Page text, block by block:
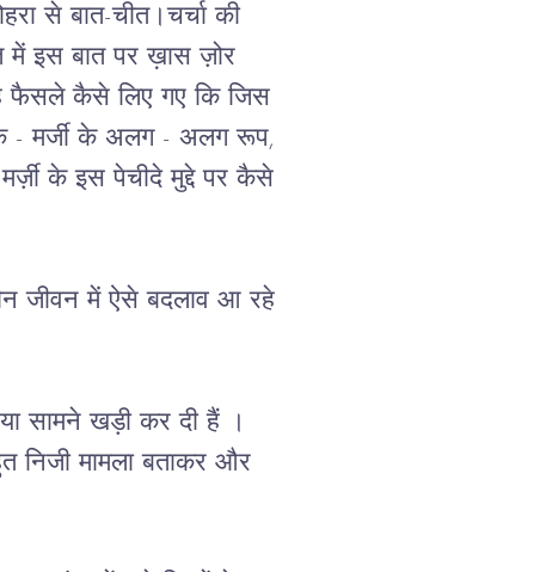
से बात-चीत।चर्चा की
इस बात पर ख़ास ज़ोर
फैसले कैसे लिए गए कि जिस
- मर्जी के अलग - अलग रूप,
के इस पेचीदे मुद्दे पर कैसे
जीवन में ऐसे बदलाव आ रहे
सामने खड़ी कर दी हैं ।
निजी मामला बताकर और